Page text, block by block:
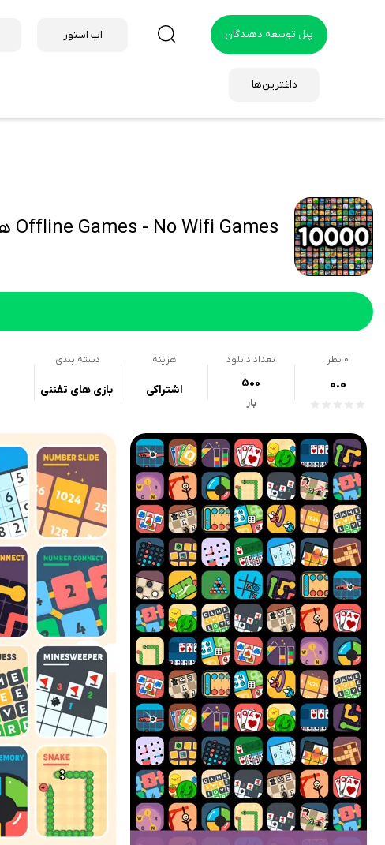
پنل توسعه دهندگان اپ استور
داغترین‌ها
Offline Games - No Wifi Games هک شده
0 نظر
0.0
تعداد دانلود
500
بار
هزینه
اشتراکی
دسته بندی
بازی های تفننی